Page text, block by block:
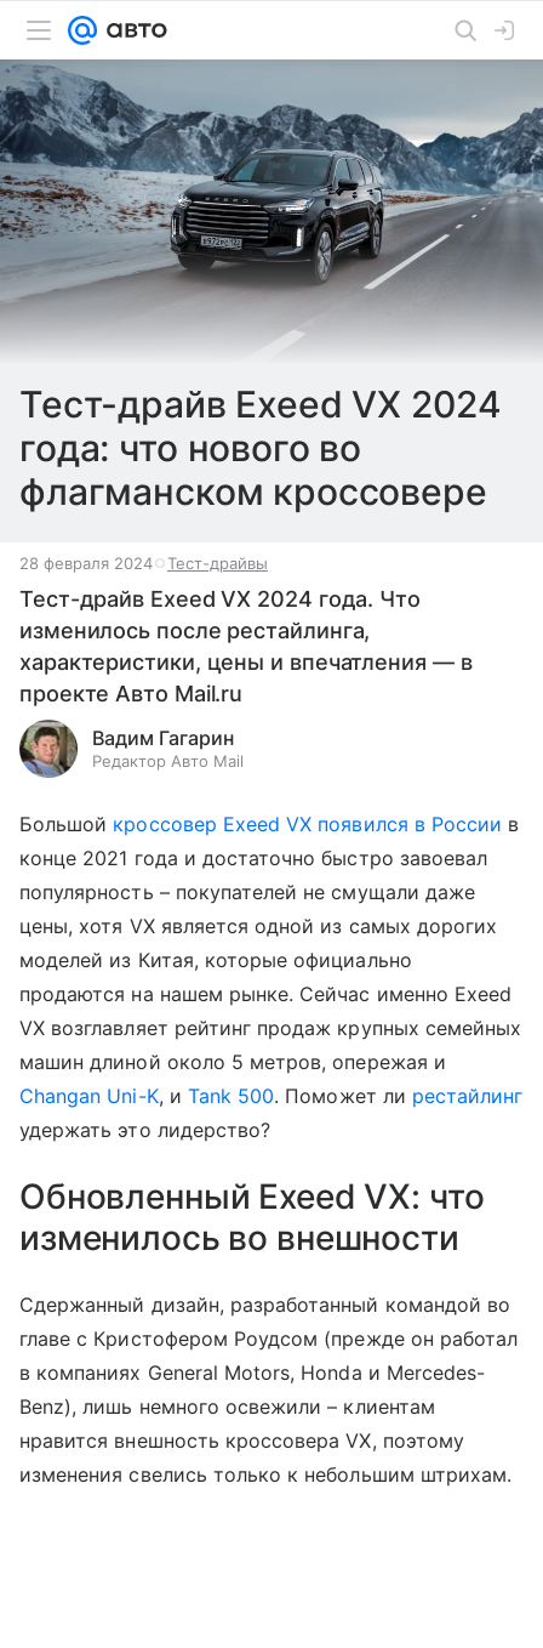
Тест-драйв Exeed VX 2024
года: что нового во
флагманском кроссовере
28 февраля 2024 Тест-драйвы
Тест-драйв Exeed VX 2024 года. Что
изменилось после рестайлинга,
характеристики, цены и впечатления — в
проекте Авто Mail.ru
Вадим Гагарин
Редактор Авто Mail
Большой кроссовер Exeed VX появился в России в
конце 2021 года и достаточно быстро завоевал
популярность – покупателей не смущали даже
цены, хотя VX является одной из самых дорогих
моделей из Китая, которые официально
продаются на нашем рынке. Сейчас именно Exeed
VX возглавляет рейтинг продаж крупных семейных
машин длиной около 5 метров, опережая и
Changan Uni-K, и Tank 500. Поможет ли рестайлинг
удержать это лидерство?
Обновленный Exeed VX: что
изменилось во внешности
Сдержанный дизайн, разработанный командой во
главе с Кристофером Роудсом (прежде он работал
в компаниях General Motors, Honda и Mercedes-
Benz), лишь немного освежили – клиентам
нравится внешность кроссовера VX, поэтому
изменения свелись только к небольшим штрихам.